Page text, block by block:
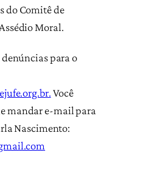
do Comitê de
Moral.
para o
Você
mandar e-mail para
Nascimento: